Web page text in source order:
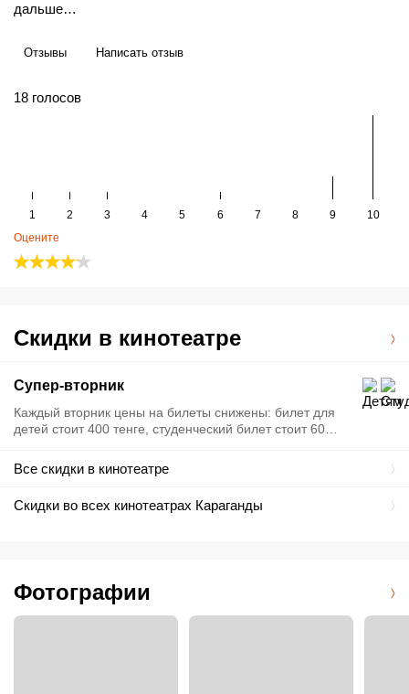
дальше…
Отзывы Написать отзыв
18 голосов
1 2 3 4 5 6 7 8 9
10
Оцените
Скидки в кинотеатре
Супер-вторник
Каждый вторник цены на билеты снижены: билет для
детей стоит 400 тенге, студенческий билет стоит 600
Все скидки в кинотеатре
Скидки во всех кинотеатрах Караганды
Фотографии